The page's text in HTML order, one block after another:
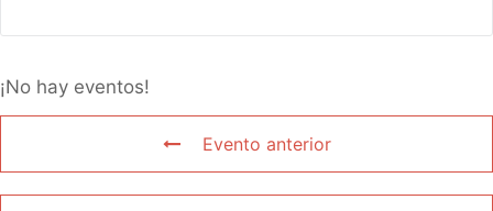
¡No hay eventos!
Evento anterior